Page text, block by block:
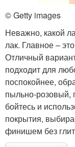
© Getty images
Неважно, какой
лак. Главное –
Отличный
подходит для
поспокойнее,
пыльно-розовый,
бойтесь и
покрытия,
финишем без